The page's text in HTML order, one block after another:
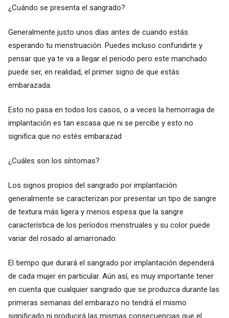
¿Cuándo se presenta el sangrado?
Generalmente justo unos días antes de cuando estás
esperando tu menstruación. Puedes incluso confundirte y
pensar que ya te va a llegar el periodo pero este manchado
puede ser, en realidad, el primer signo de que estás
embarazada.
Esto no pasa en todos los casos, o a veces la hemorragia de
implantación es tan escasa que ni se percibe y esto no
significa que no estés embarazad
¿Cuáles son los síntomas?
Los signos propios del sangrado por implantación
generalmente se caracterizan por presentar un tipo de sangre
de textura más ligera y menos espesa que la sangre
característica de los períodos menstruales y su color puede
variar del rosado al amarronado.
El tiempo que durará el sangrado por implantación dependerá
de cada mujer en particular. Aún así, es muy importante tener
en cuenta que cualquier sangrado que se produzca durante las
primeras semanas del embarazo no tendrá el mismo
significado ni producirá las mismas consecuencias que el